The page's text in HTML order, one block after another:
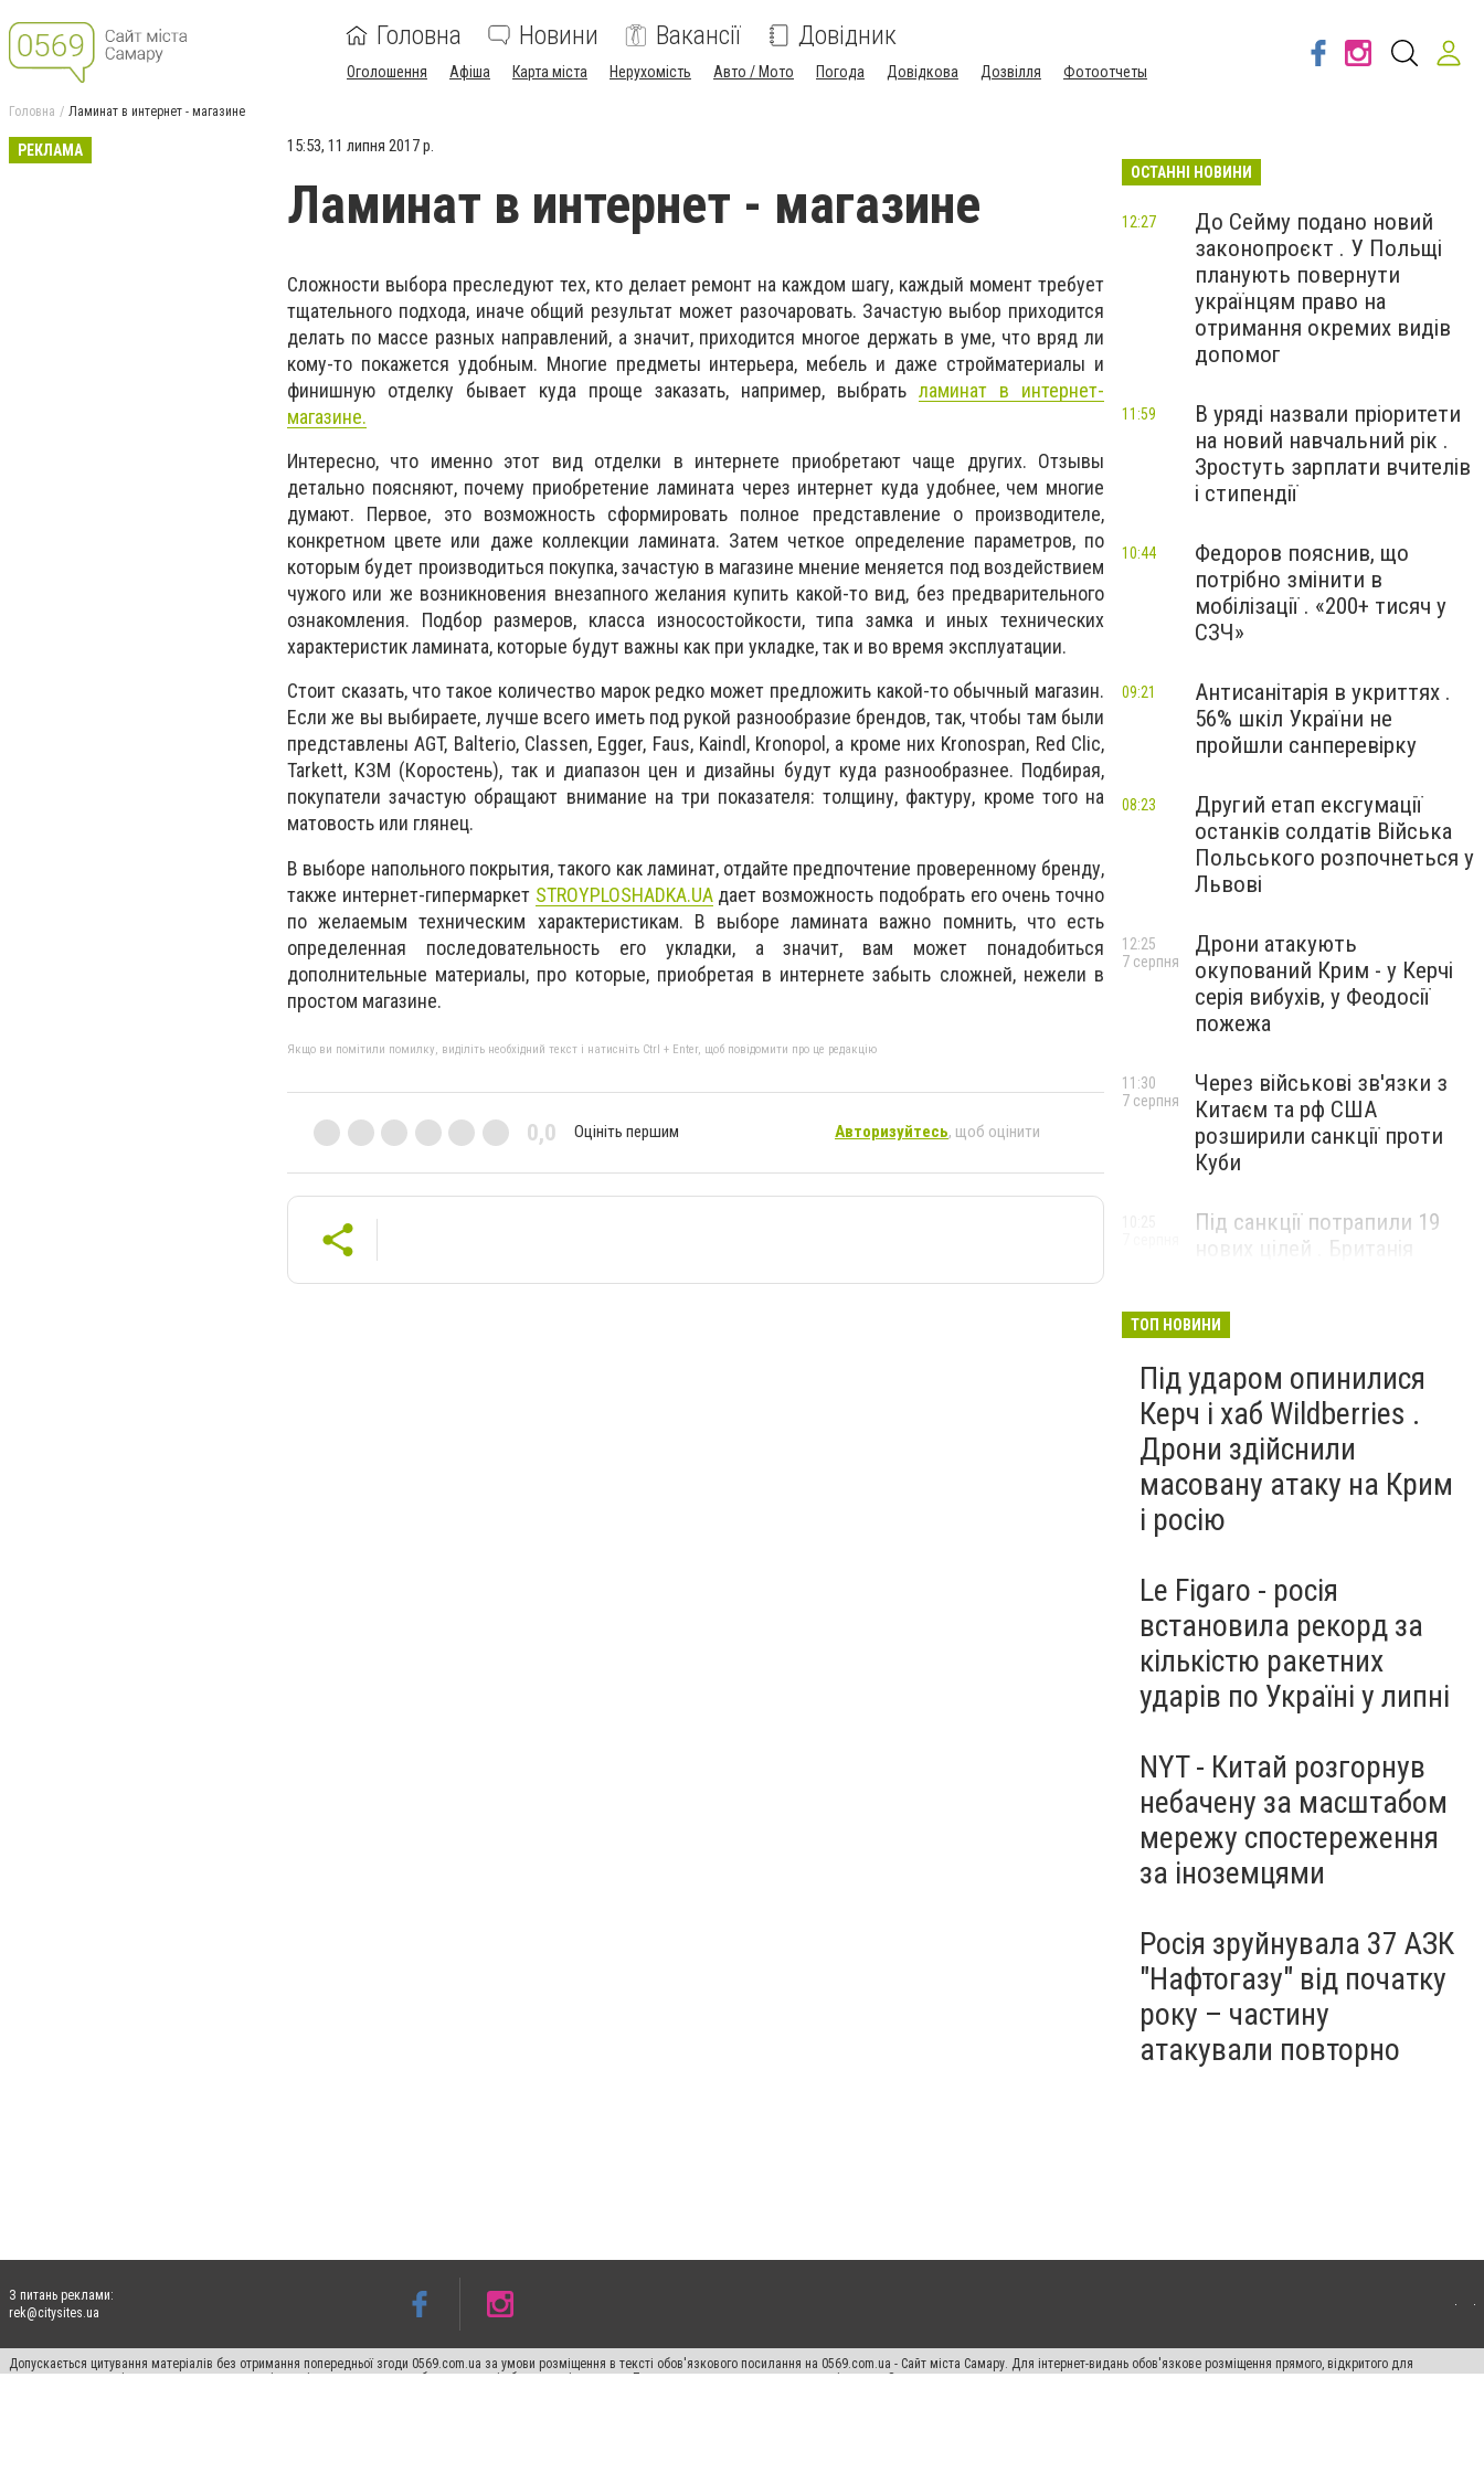
Головна Новини Вакансії Довідник
Оголошення Афіша Карта міста Нерухомість Авто / Мото Погода Довідкова Дозвілля Фотоотчеты
Головна Ламинат в интернет - магазине
РЕКЛАМА 15:53, 11 липня 2017 р.
Ламинат в интернет - магазине
Сложности выбора преследуют тех, кто делает ремонт на каждом шагу, каждый момент требует
тщательного подхода, иначе общий результат может разочаровать. Зачастую выбор приходится
делать по массе разных направлений, а значит, приходится многое держать в уме, что вряд ли
кому-то покажется удобным. Многие предметы интерьера, мебель и даже стройматериалы и
финишную отделку бывает куда проще заказать, например, выбрать ламинат в интернет-
магазине.
Интересно, что именно этот вид отделки в интернете приобретают чаще других. Отзывы
детально поясняют, почему приобретение ламината через интернет куда удобнее, чем многие
думают. Первое, это возможность сформировать полное представление о производителе,
конкретном цвете или даже коллекции ламината. Затем четкое определение параметров, по
которым будет производиться покупка, зачастую в магазине мнение меняется под воздействием
чужого или же возникновения внезапного желания купить какой-то вид, без предварительного
ознакомления. Подбор размеров, класса износостойкости, типа замка и иных технических
характеристик ламината, которые будут важны как при укладке, так и во время эксплуатации.
Стоит сказать, что такое количество марок редко может предложить какой-то обычный магазин.
Если же вы выбираете, лучше всего иметь под рукой разнообразие брендов, так, чтобы там были
представлены AGT, Balterio, Classen, Egger, Faus, Kaindl, Kronopol, а кроме них Kronospan, Red Clic,
Tarkett, КЗМ (Коростень), так и диапазон цен и дизайны будут куда разнообразнее. Подбирая,
покупатели зачастую обращают внимание на три показателя: толщину, фактуру, кроме того на
матовость или глянец.
В выборе напольного покрытия, такого как ламинат, отдайте предпочтение проверенному бренду,
также интернет-гипермаркет STROYPLOSHADKA.UAдает возможность подобрать его очень точно
по желаемым техническим характеристикам. В выборе ламината важно помнить, что есть
определенная последовательность его укладки, а значит, вам может понадобиться
дополнительные материалы, про которые, приобретая в интернете забыть сложней, нежели в
простом магазине.
Якщо ви помітили помилку, виділіть необхідний текст і натисніть Ctrl + Enter, щоб повідомити про це редакцію
0,0 Оцініть першим Авторизуйтесь, щоб оцінити
ОСТАННІ НОВИНИ
До Сейму подано новий
законопроєкт . У Польщі
планують повернути
українцям право на
отримання окремих видів
допомог
12:27
В уряді назвали пріоритети
на новий навчальний рік .
Зростуть зарплати вчителів
і стипендії
11:59
Федоров пояснив, що
потрібно змінити в
мобілізації . «200+ тисяч у
СЗЧ»
10:44
Антисанітарія в укриттях .
56% шкіл України не
пройшли санперевірку
09:21
Другий етап ексгумації
останків солдатів Війська
Польського розпочнеться у
Львові
08:23
Дрони атакують
окупований Крим - у Керчі
серія вибухів, у Феодосії
пожежа
12:25
7 серпня
Через військові зв'язки з
Китаєм та рф США
розширили санкції проти
Куби
11:30
7 серпня
Під санкції потрапили 19
нових цілей . Британія
ТОП НОВИНИ
Під ударом опинилися
Керч і хаб Wildberries .
Дрони здійснили
масовану атаку на Крим
і росію
Le Figaro - росія
встановила рекорд за
кількістю ракетних
ударів по Україні у липні
NYT - Китай розгорнув
небачену за масштабом
мережу спостереження
за іноземцями
Росія зруйнувала 37 АЗК
"Нафтогазу" від початку
року – частину
атакували повторно
З питань реклами:
rek@citysites.ua
Допускається цитування матеріалів без отримання попередньої згоди 0569.com.ua за умови розміщення в тексті обов'язкового посилання на 0569.com.ua - Сайт міста Самару. Для інтернет-видань обов'язкове розміщення прямого, відкритого для
пошукових систем гіперпосилання на цитовані статті не нижче другого абзацу в тексті або в якості джерела. Порушення виняткових прав переслідується Законом.